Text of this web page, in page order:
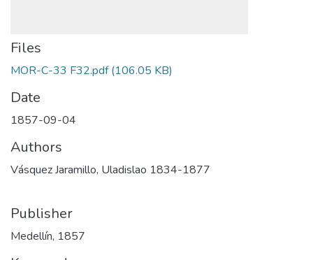
Files
MOR-C-33 F32.pdf(106.05 KB)
Date
1857-09-04
Authors
Vásquez Jaramillo, Uladislao 1834-1877
Publisher
Medellín, 1857